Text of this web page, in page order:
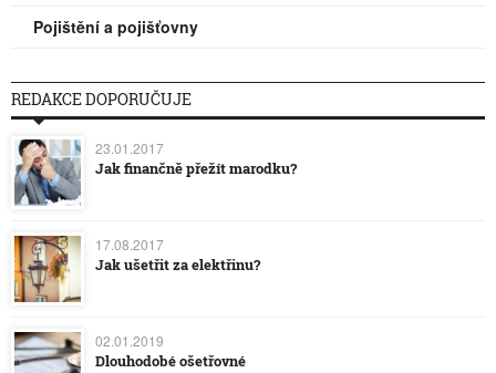
Pojištění a pojišťovny
REDAKCE DOPORUČUJE
23.01.2017
Jak finančně přežít marodku?
17.08.2017
Jak ušetřit za elektřinu?
02.01.2019
Dlouhodobé ošetřovné